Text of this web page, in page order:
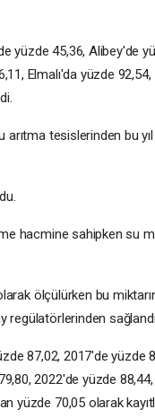
yüzde 45,36, Alibey'de
Elmalı'da yüzde 92,54,
arıtma tesislerinden bu
hacmine sahipken su
ölçülürken bu
87,02, 2017'de yüzde
2022'de yüzde
yüzde 70,05 olarak